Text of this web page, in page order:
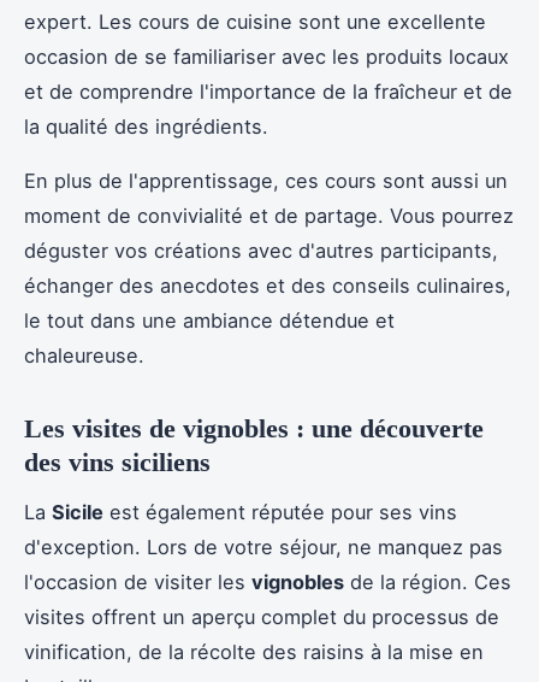
expert. Les cours de cuisine sont une excellente
occasion de se familiariser avec les produits locaux
et de comprendre l'importance de la fraîcheur et de
la qualité des ingrédients.
En plus de l'apprentissage, ces cours sont aussi un
moment de convivialité et de partage. Vous pourrez
déguster vos créations avec d'autres participants,
échanger des anecdotes et des conseils culinaires,
le tout dans une ambiance détendue et
chaleureuse.
Les visites de vignobles : une découverte
des vins siciliens
La Sicile est également réputée pour ses vins
d'exception. Lors de votre séjour, ne manquez pas
l'occasion de visiter les vignobles de la région. Ces
visites offrent un aperçu complet du processus de
vinification, de la récolte des raisins à la mise en